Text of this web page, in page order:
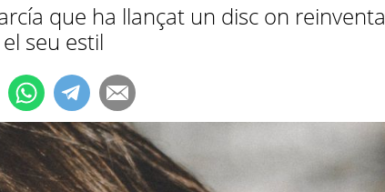
que ha llançat un disc on reinventa
seu estil